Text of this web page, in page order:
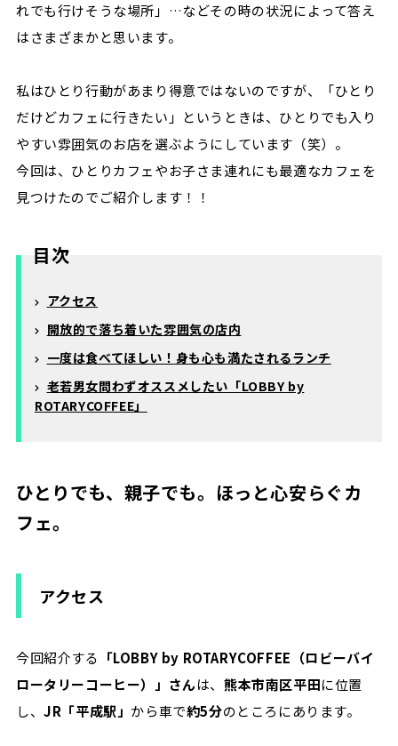
れでも行けそうな場所」…などその時の状況によって答え
はさまざまかと思います。
私はひとり行動があまり得意ではないのですが、「ひとり
だけどカフェに行きたい」というときは、ひとりでも入り
やすい雰囲気のお店を選ぶようにしています（笑）。
今回は、ひとりカフェやお子さま連れにも最適なカフェを
見つけたのでご紹介します！！
目次
アクセス
開放的で落ち着いた雰囲気の店内
一度は食べてほしい！身も心も満たされるランチ
老若男女問わずオススメしたい「LOBBY by
ROTARYCOFFEE」
ひとりでも、親子でも。ほっと心安らぐカ
フェ。
アクセス
今回紹介する 「LOBBY by ROTARYCOFFEE（ロビーバイ
ロータリーコーヒー）」さんは、 熊本市南区平田に位置
し、JR「平成駅」 から車で約5分のところにあります。